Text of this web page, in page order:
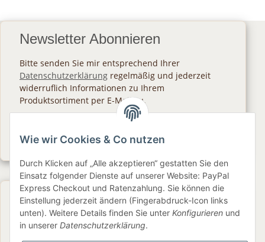
Newsletter Abonnieren
Bitte senden Sie mir entsprechend Ihrer
Datenschutzerklärung regelmäßig und jederzeit
widerruflich Informationen zu Ihrem
Produktsortiment per E-Mail zu.
Newsletter Abonnieren
Gesetzliche Informationen
Informationen
Wie wir Cookies & Co nutzen
Durch Klicken auf „Alle akzeptieren“ gestatten Sie den
Einsatz folgender Dienste auf unserer Website: PayPal
Express Checkout und Ratenzahlung. Sie können die
Einstellung jederzeit ändern (Fingerabdruck-Icon links
unten). Weitere Details finden Sie unter Konfigurieren und
in unserer Datenschutzerklärung.